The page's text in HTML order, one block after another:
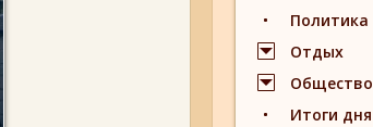
Политика
Отдых
Общество
Итоги дня